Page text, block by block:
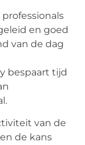
en goed
van de dag
bespaart tijd
van de
de kans